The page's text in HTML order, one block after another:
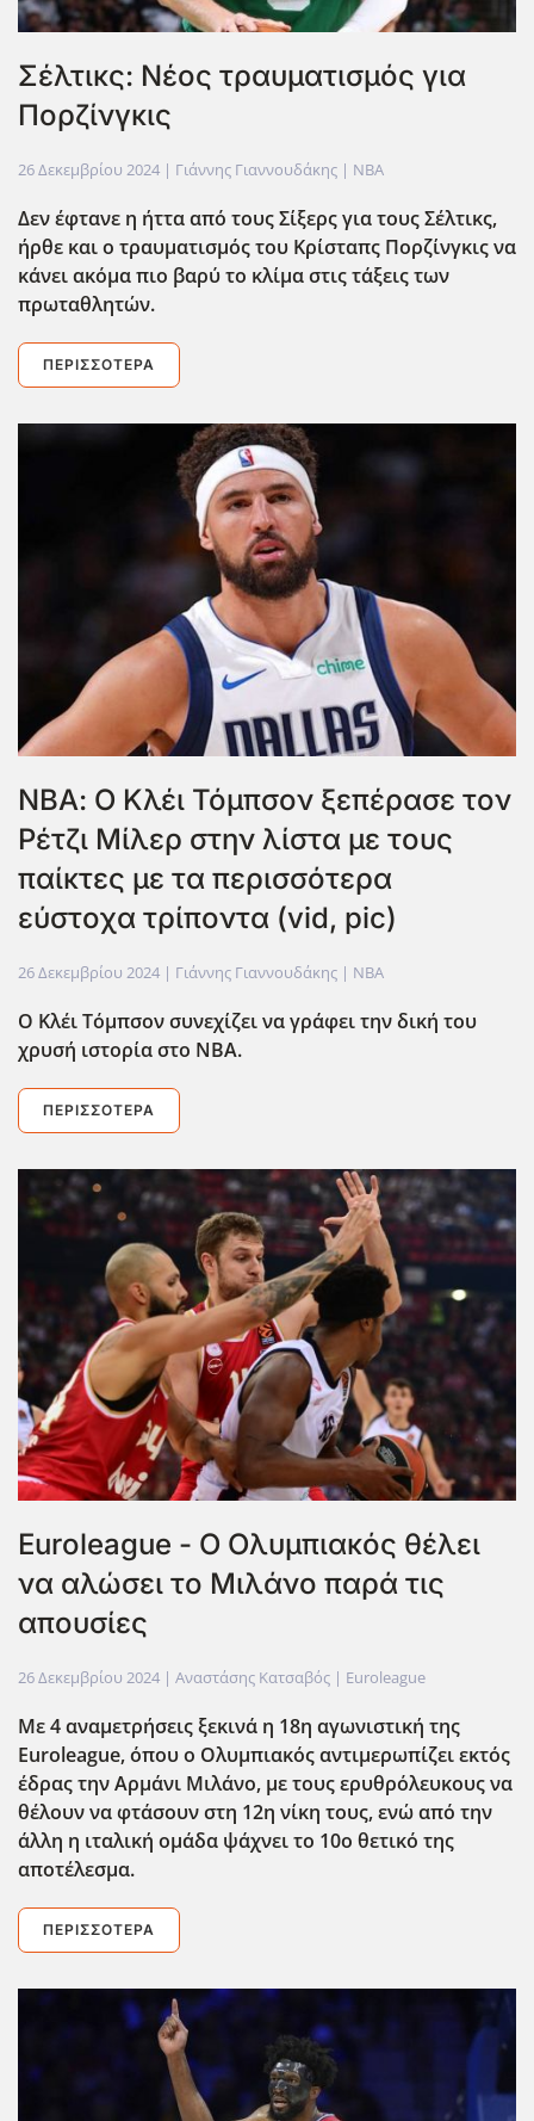
Σέλτικς: Νέος τραυματισμός για
Πορζίνγκις
26 Δεκεμβρίου 2024 | Γιάννης Γιαννουδάκης | NBA
Δεν έφτανε η ήττα από τους Σίξερς για τους Σέλτικς,
ήρθε και ο τραυματισμός του Κρίσταπς Πορζίνγκις να
κάνει ακόμα πιο βαρύ το κλίμα στις τάξεις των
πρωταθλητών.
ΠΕΡΙΣΣΌΤΕΡΑ
ΝΒΑ: Ο Κλέι Τόμπσον ξεπέρασε τον
Ρέτζι Μίλερ στην λίστα με τους
παίκτες με τα περισσότερα
εύστοχα τρίποντα (vid, pic)
26 Δεκεμβρίου 2024 | Γιάννης Γιαννουδάκης | NBA
Ο Κλέι Τόμπσον συνεχίζει να γράφει την δική του
χρυσή ιστορία στο ΝΒΑ.
ΠΕΡΙΣΣΌΤΕΡΑ
Euroleague - Ο Ολυμπιακός θέλει
να αλώσει το Μιλάνο παρά τις
απουσίες
26 Δεκεμβρίου 2024 | Αναστάσης Κατσαβός | Euroleague
Με 4 αναμετρήσεις ξεκινά η 18η αγωνιστική της
Euroleague, όπου ο Ολυμπιακός αντιμερωπίζει εκτός
έδρας την Αρμάνι Μιλάνο, με τους ερυθρόλευκους να
θέλουν να φτάσουν στη 12η νίκη τους, ενώ από την
άλλη η ιταλική ομάδα ψάχνει το 10ο θετικό της
αποτέλεσμα.
ΠΕΡΙΣΣΌΤΕΡΑ